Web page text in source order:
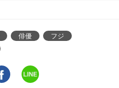
俳優
フジ